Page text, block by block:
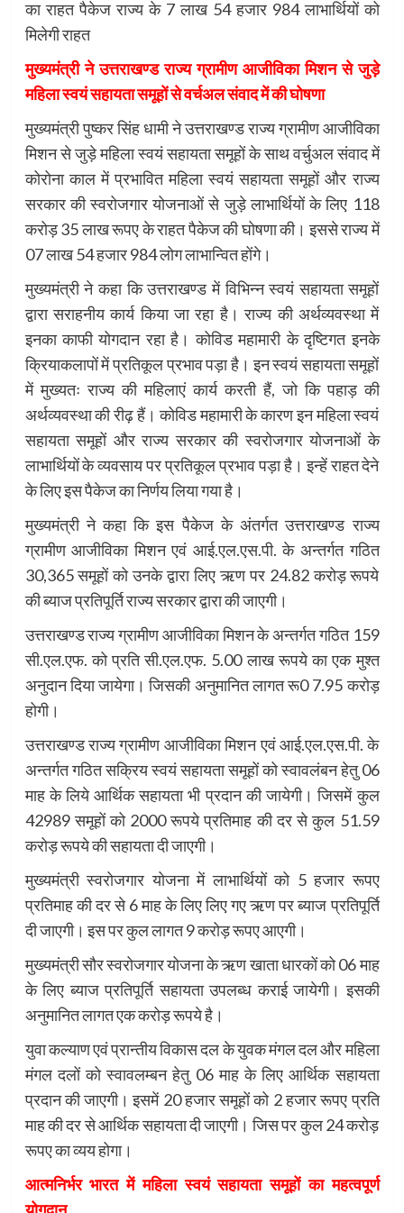
का राहत पैकेज राज्य के 7 लाख 54 हजार 984 लाभार्थियों को
मिलेगी राहत
मुख्यमंत्री ने उत्तराखण्ड राज्य ग्रामीण आजीविका मिशन से जुड़े
महिला स्वयं सहायता समूहों से वर्चअल संवाद में की घोषणा
मुख्यमंत्री पुष्कर सिंह धामी ने उत्तराखण्ड राज्य ग्रामीण आजीविका
मिशन से जुड़े महिला स्वयं सहायता समूहों के साथ वर्चुअल संवाद में
कोरोना काल में प्रभावित महिला स्वयं सहायता समूहों और राज्य
सरकार की स्वरोजगार योजनाओं से जुड़े लाभार्थियों के लिए 118
करोड़ 35 लाख रूपए के राहत पैकेज की घोषणा की। इससे राज्य में
07 लाख 54 हजार 984 लोग लाभान्वित होंगे।
मुख्यमंत्री ने कहा कि उत्तराखण्ड में विभिन्न स्वयं सहायता समूहों
द्वारा सराहनीय कार्य किया जा रहा है। राज्य की अर्थव्यवस्था में
इनका काफी योगदान रहा है। कोविड महामारी के दृष्टिगत इनके
क्रियाकलापों में प्रतिकूल प्रभाव पड़ा है। इन स्वयं सहायता समूहों
में मुख्यतः राज्य की महिलाएं कार्य करती हैं, जो कि पहाड़ की
अर्थव्यवस्था की रीढ़ हैं। कोविड महामारी के कारण इन महिला स्वयं
सहायता समूहों और राज्य सरकार की स्वरोजगार योजनाओं के
लाभार्थियों के व्यवसाय पर प्रतिकूल प्रभाव पड़ा है। इन्हें राहत देने
के लिए इस पैकेज का निर्णय लिया गया है।
मुख्यमंत्री ने कहा कि इस पैकेज के अंतर्गत उत्तराखण्ड राज्य
ग्रामीण आजीविका मिशन एवं आई.एल.एस.पी. के अन्तर्गत गठित
30,365 समूहों को उनके द्वारा लिए ऋण पर 24.82 करोड़ रूपये
की ब्याज प्रतिपूर्ति राज्य सरकार द्वारा की जाएगी।
उत्तराखण्ड राज्य ग्रामीण आजीविका मिशन के अन्तर्गत गठित 159
सी.एल.एफ. को प्रति सी.एल.एफ. 5.00 लाख रूपये का एक मुश्त
अनुदान दिया जायेगा। जिसकी अनुमानित लागत रू0 7.95 करोड़
होगी।
उत्तराखण्ड राज्य ग्रामीण आजीविका मिशन एवं आई.एल.एस.पी. के
अन्तर्गत गठित सक्रिय स्वयं सहायता समूहों को स्वावलंबन हेतु 06
माह के लिये आर्थिक सहायता भी प्रदान की जायेगी। जिसमें कुल
42989 समूहों को 2000 रूपये प्रतिमाह की दर से कुल 51.59
करोड़ रूपये की सहायता दी जाएगी।
मुख्यमंत्री स्वरोजगार योजना में लाभार्थियों को 5 हजार रूपए
प्रतिमाह की दर से 6 माह के लिए लिए गए ऋण पर ब्याज प्रतिपूर्ति
दी जाएगी। इस पर कुल लागत 9 करोड़ रूपए आएगी।
मुख्यमंत्री सौर स्वरोजगार योजना के ऋण खाता धारकों को 06 माह
के लिए ब्याज प्रतिपूर्ति सहायता उपलब्ध कराई जायेगी। इसकी
अनुमानित लागत एक करोड़ रूपये है।
युवा कल्याण एवं प्रान्तीय विकास दल के युवक मंगल दल और महिला
मंगल दलों को स्वावलम्बन हेतु 06 माह के लिए आर्थिक सहायता
प्रदान की जाएगी। इसमें 20 हजार समूहों को 2 हजार रूपए प्रति
माह की दर से आर्थिक सहायता दी जाएगी। जिस पर कुल 24 करोड़
रूपए का व्यय होगा।
आत्मनिर्भर भारत में महिला स्वयं सहायता समूहों का महत्वपूर्ण